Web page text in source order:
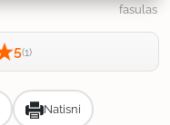
fasulas
5(1)
Natisni